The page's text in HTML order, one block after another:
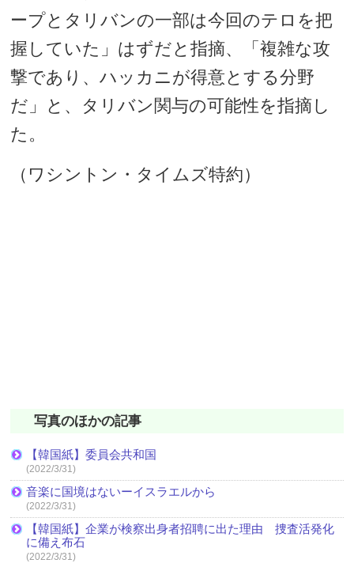
ープとタリバンの一部は今回のテロを把
握していた」はずだと指摘、「複雑な攻
撃であり、ハッカニが得意とする分野
だ」と、タリバン関与の可能性を指摘し
た。
（ワシントン・タイムズ特約）
写真のほかの記事
【韓国紙】委員会共和国
(2022/3/31)
音楽に国境はないーイスラエルから
(2022/3/31)
【韓国紙】企業が検察出身者招聘に出た理由 捜査活発化
に備え布石
(2022/3/31)